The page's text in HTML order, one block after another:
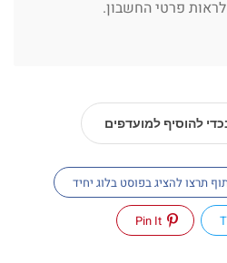
פרטי החשבון.
להוסיף למועדפים
תרצו להציג בפוסט בלוג יחיד
Pin It